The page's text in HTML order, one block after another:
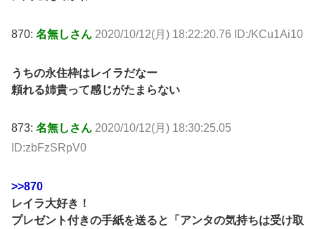
870: 名無しさん 2020/10/12(月) 18:22:20.76 ID:/KCu1Ai10
うちの永住枠はレイラだなー
頼れる姉貴って感じがたまらない
873: 名無しさん 2020/10/12(月) 18:30:25.05
ID:zbFzSRpV0
>>870
レイラ大好き！
プレゼント付きの手紙を送ると「アンタの気持ちは受け取